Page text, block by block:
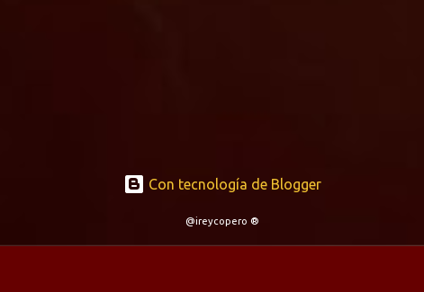
Con tecnología de Blogger
@ireycopero ®